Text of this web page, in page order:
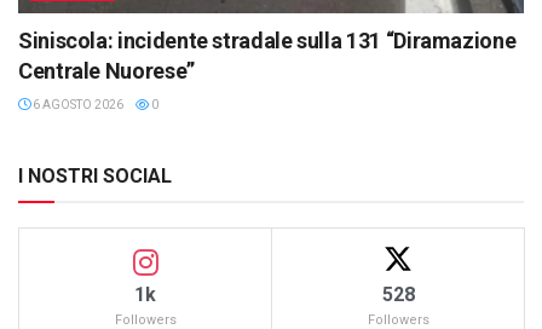
Siniscola: incidente stradale sulla 131 “Diramazione
Centrale Nuorese”
6 AGOSTO 2026 0
I NOSTRI SOCIAL
1k
Followers
528
Followers